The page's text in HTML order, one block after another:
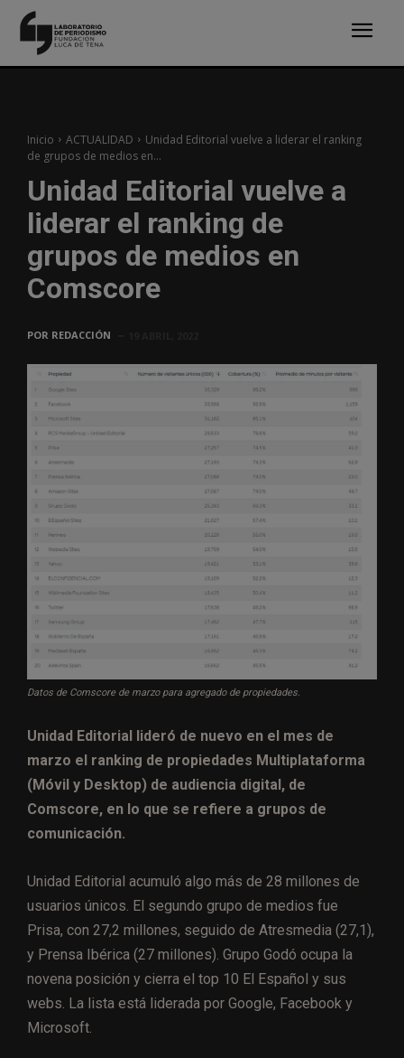
Inicio ACTUALIDAD
Unidad Editorial vuelve a liderar el ranking
de grupos de medios en...
Unidad Editorial vuelve a
liderar el ranking de
grupos de medios en
Comscore
POR REDACCIÓN
Datos de Comscore de marzo para agregado de propiedades.
Unidad Editorial lideró de nuevo en el mes de
marzo el ranking de propiedades Multiplataforma
(Móvil y Desktop) de audiencia digital, de
Comscore, en lo que se refiere a grupos de
comunicación.
Unidad Editorial acumuló algo más de 28 millones de
usuarios únicos. El segundo grupo de medios fue
Prisa, con 27,2 millones, seguido de Atresmedia (27,1),
y Prensa Ibérica (27 millones). Grupo Godó ocupa la
novena posición y cierra el top 10 El Español y sus
webs. La lista está liderada por Google, Facebook y
Microsoft.